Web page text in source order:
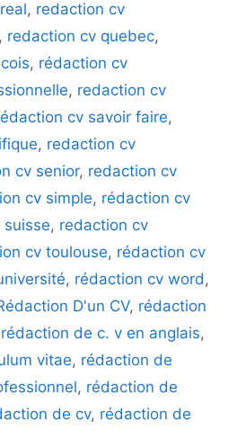
, redaction cv
, redaction cv quebec,
, rédaction cv
, redaction cv
cv savoir faire,
, redaction cv
cv senior, redaction cv
cv simple, rédaction cv
, redaction cv
cv toulouse, rédaction cv
, rédaction cv word,
D'un CV, rédaction
rédaction de c. v en anglais,
vitae, rédaction de
, rédaction de
de cv, rédaction de